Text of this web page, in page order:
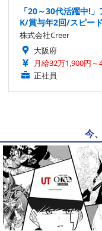
「20～30代活躍中!
K/賞与年2回/スピー
株式会社Creer
大阪府
月給32万1,900円～
正社員
今